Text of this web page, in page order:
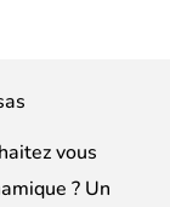
vous
? Un